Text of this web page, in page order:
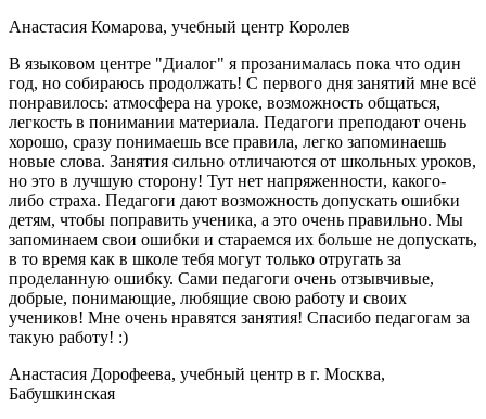
Анастасия Комарова, учебный центр Королев
В языковом центре "Диалог" я прозанималась пока что один
год, но собираюсь продолжать! С первого дня занятий мне всё
понравилось: атмосфера на уроке, возможность общаться,
легкость в понимании материала. Педагоги преподают очень
хорошо, сразу понимаешь все правила, легко запоминаешь
новые слова. Занятия сильно отличаются от школьных уроков,
но это в лучшую сторону! Тут нет напряженности, какого-
либо страха. Педагоги дают возможность допускать ошибки
детям, чтобы поправить ученика, а это очень правильно. Мы
запоминаем свои ошибки и стараемся их больше не допускать,
в то время как в школе тебя могут только отругать за
проделанную ошибку. Сами педагоги очень отзывчивые,
добрые, понимающие, любящие свою работу и своих
учеников! Мне очень нравятся занятия! Спасибо педагогам за
такую работу! :)
Анастасия Дорофеева, учебный центр в г. Москва,
Бабушкинская